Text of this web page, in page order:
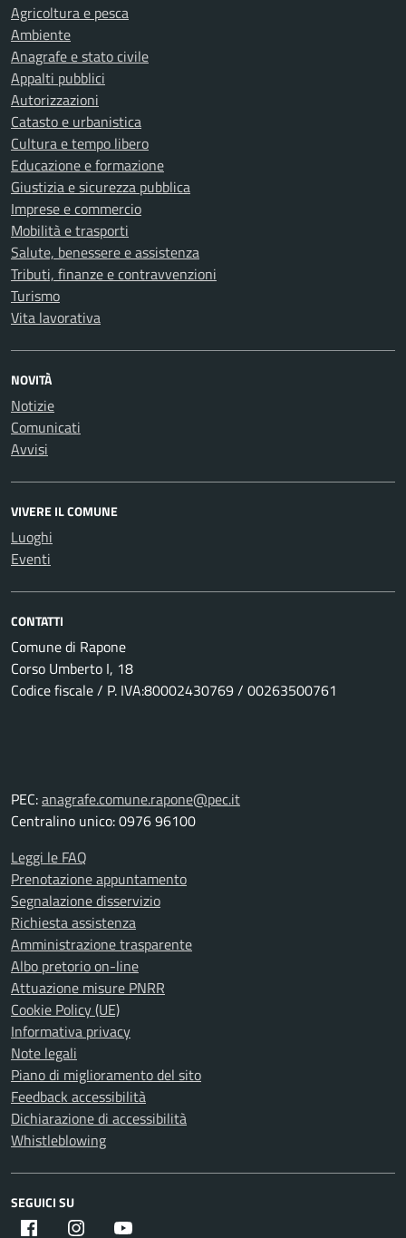
Agricoltura e pesca
Ambiente
Anagrafe e stato civile
Appalti pubblici
Autorizzazioni
Catasto e urbanistica
Cultura e tempo libero
Educazione e formazione
Giustizia e sicurezza pubblica
Imprese e commercio
Mobilità e trasporti
Salute, benessere e assistenza
Tributi, finanze e contravvenzioni
Turismo
Vita lavorativa
NOVITÀ
Notizie
Comunicati
Avvisi
VIVERE IL COMUNE
Luoghi
Eventi
CONTATTI
Comune di Rapone
Corso Umberto I, 18
Codice fiscale / P. IVA:80002430769 / 00263500761
PEC:anagrafe.comune.rapone@pec.it
Centralino unico: 0976 96100
Leggi le FAQ
Prenotazione appuntamento
Segnalazione disservizio
Richiesta assistenza
Amministrazione trasparente
Albo pretorio on-line
Attuazione misure PNRR
Cookie Policy (UE)
Informativa privacy
Note legali
Piano di miglioramento del sito
Feedback accessibilità
Dichiarazione di accessibilità
Whistleblowing
SEGUICI SU
Facebook Instagram